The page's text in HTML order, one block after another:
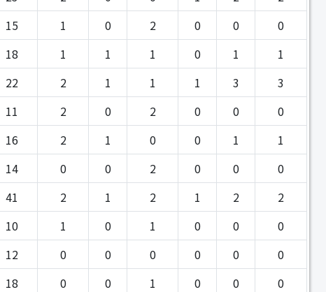
15 1 0 2 0 0
0
18 1 1 1 0 1
1
22 2 1 1 1 3
3
11 2 0 2 0 0
0
16 2 1 0 0 1
1
14 0 0 2 0 0
0
41 2 1 2 1 2
2
10 1 0 1 0 0
0
12 0 0 0 0 0
0
18 0 0 1 0 0
0